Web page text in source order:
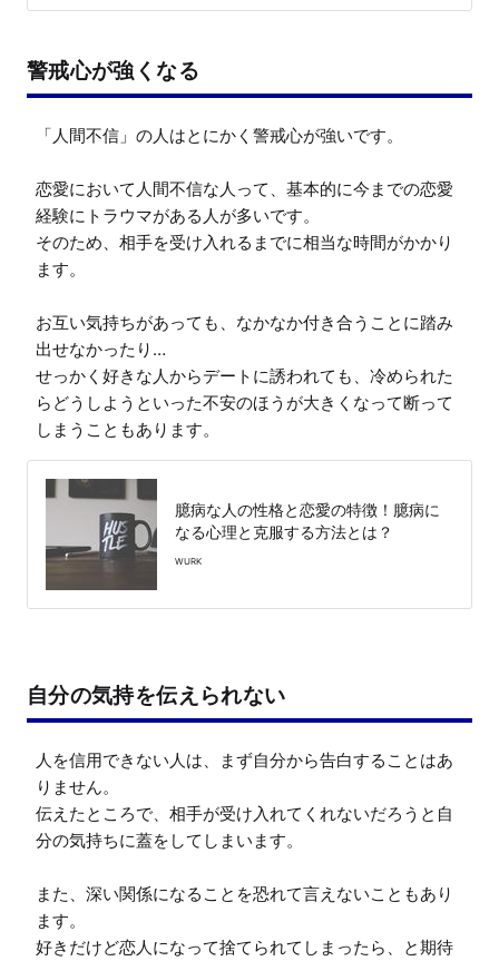
警戒心が強くなる
「人間不信」の人はとにかく警戒心が強いです。
恋愛において人間不信な人って、基本的に今までの恋愛
経験にトラウマがある人が多いです。
そのため、相手を受け入れるまでに相当な時間がかかり
ます。
お互い気持ちがあっても、なかなか付き合うことに踏み
出せなかったり…
せっかく好きな人からデートに誘われても、冷められた
らどうしようといった不安のほうが大きくなって断って
しまうこともあります。
臆病な人の性格と恋愛の特徴！臆病に
なる心理と克服する方法とは？
WURK
自分の気持を伝えられない
人を信用できない人は、まず自分から告白することはあ
りません。
伝えたところで、相手が受け入れてくれないだろうと自
分の気持ちに蓋をしてしまいます。
また、深い関係になることを恐れて言えないこともあり
ます。
好きだけど恋人になって捨てられてしまったら、と期待